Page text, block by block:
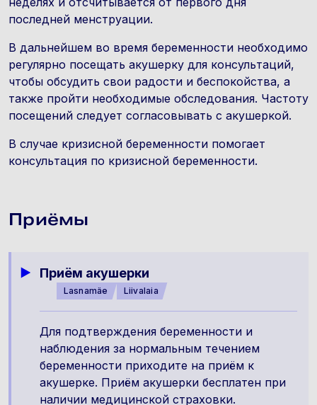
последней менструации.
В дальнейшем во время беременности необходимо
регулярно посещать акушерку для консультаций,
чтобы обсудить свои радости и беспокойства, а
также пройти необходимые обследования. Частоту
посещений следует согласовывать с акушеркой.
В случае кризисной беременности помогает
консультация по кризисной беременности.
Приёмы
Приём акушерки
Lasnamäe Liivalaia
Для подтверждения беременности и
наблюдения за нормальным течением
беременности приходите на приём к
акушерке. Приём акушерки бесплатен при
наличии медицинской страховки.